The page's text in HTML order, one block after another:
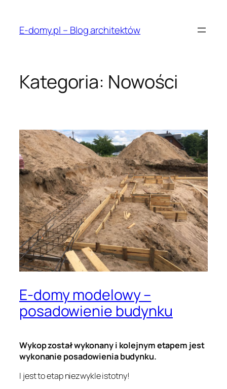
treściE-domy.pl – Blog architektów
Kategoria: Nowości
E-domy modelowy –
posadowienie budynku
Wykop został wykonany i kolejnym etapem jest
wykonanie posadowienia budynku.
I jest to etap niezwykle istotny!